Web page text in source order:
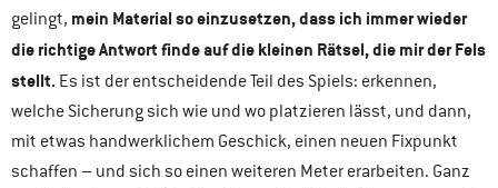
gelingt, mein Material so einzusetzen, dass ich immer wieder
die richtige Antwort finde auf die kleinen Rätsel, die mir der Fels
stellt. Es ist der entscheidende Teil des Spiels: erkennen,
welche Sicherung sich wie und wo platzieren lässt, und dann,
mit etwas handwerklichem Geschick, einen neuen Fixpunkt
schaffen – und sich so einen weiteren Meter erarbeiten. Ganz